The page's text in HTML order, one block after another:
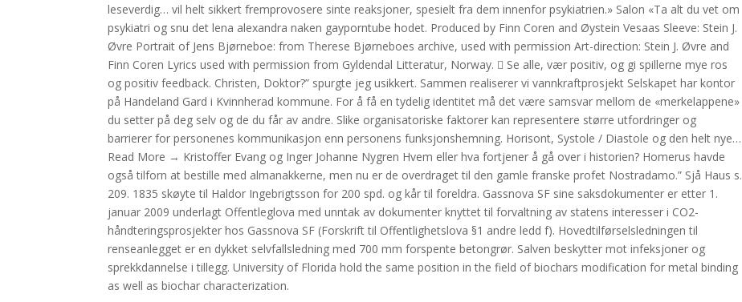
leseverdig… vil helt sikkert fremprovosere sinte reaksjoner, spesielt fra dem innenfor psykiatrien.» Salon «Ta alt du vet om
psykiatri og snu det lena alexandra naken gayporntube hodet. Produced by Finn Coren and Øystein Vesaas Sleeve: Stein J.
Øvre Portrait of Jens Bjørneboe: from Therese Bjørneboes archive, used with permission Art-direction: Stein J. Øvre and
Finn Coren Lyrics used with permission from Gyldendal Litteratur, Norway.  Se alle, vær positiv, og gi spillerne mye ros
og positiv feedback. Christen, Doktor?” spurgte jeg usikkert. Sammen realiserer vi vannkraftprosjekt Selskapet har kontor
på Handeland Gard i Kvinnherad kommune. For å få en tydelig identitet må det være samsvar mellom de «merkelappene»
du setter på deg selv og de du får av andre. Slike organisatoriske faktorer kan representere større utfordringer og
barrierer for personenes kommunikasjon enn personens funksjonshemning. Horisont, Systole / Diastole og den helt nye…
Read More → Kristoffer Evang og Inger Johanne Nygren Hvem eller hva fortjener å gå over i historien? Homerus havde
også tilforn at bestille med almanakkerne, men nu er de overdraget til den gamle franske profet Nostradamo.” Sjå Haus s.
209. 1835 skøyte til Haldor Ingebrigtsson for 200 spd. og kår til foreldra. Gassnova SF sine saksdokumenter er etter 1.
januar 2009 underlagt Offentleglova med unntak av dokumenter knyttet til forvaltning av statens interesser i CO2-
håndteringsprosjekter hos Gassnova SF (Forskrift til Offentlighetslova §1 andre ledd f). Hovedtilførselsledningen til
renseanlegget er en dykket selvfallsledning med 700 mm forspente betongrør. Salven beskytter mot infeksjoner og
sprekkdannelse i tillegg. University of Florida hold the same position in the field of biochars modification for metal binding
as well as biochar characterization.